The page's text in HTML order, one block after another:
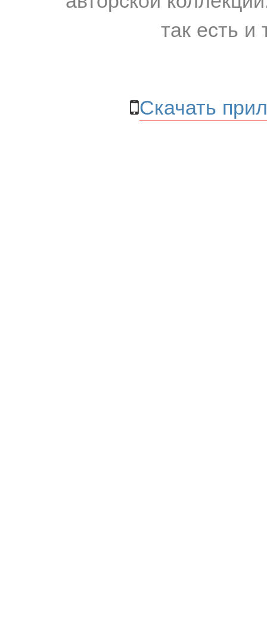
так есть и
Скачать